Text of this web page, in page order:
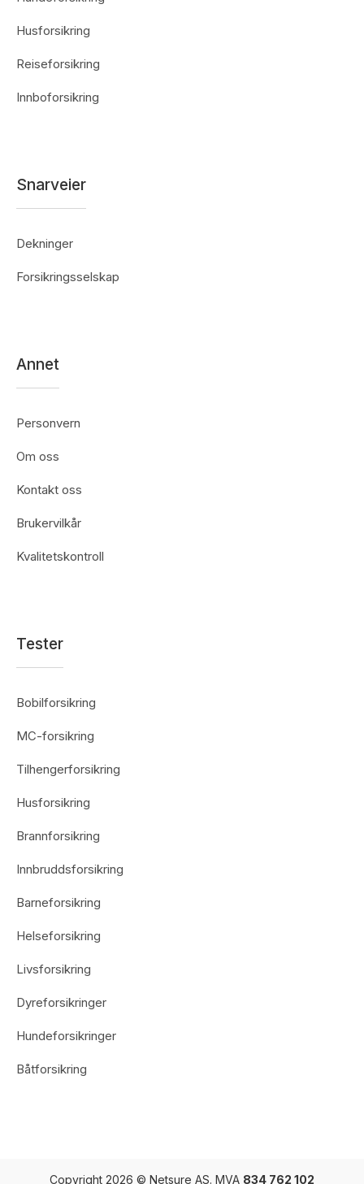
Husforsikring
Reiseforsikring
Innboforsikring
Snarveier
Dekninger
Forsikringsselskap
Annet
Personvern
Om oss
Kontakt oss
Brukervilkår
Kvalitetskontroll
Tester
Bobilforsikring
MC-forsikring
Tilhengerforsikring
Husforsikring
Brannforsikring
Innbruddsforsikring
Barneforsikring
Helseforsikring
Livsforsikring
Dyreforsikringer
Hundeforsikringer
Båtforsikring
Copyright 2026 © Netsure AS. MVA 834 762 102